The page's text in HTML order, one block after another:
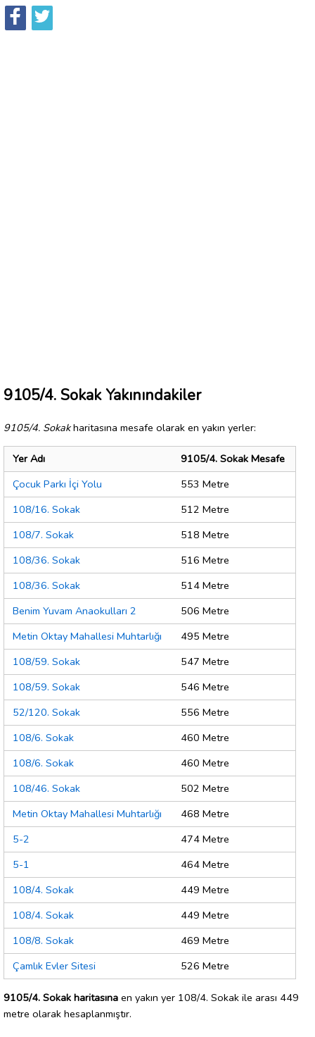
9105/4. Sokak Yakınındakiler
9105/4. Sokakharitasına mesafe olarak en yakın yerler:
Yer Adı
9105/4. Sokak Mesafe
Çocuk Parkı İçi Yolu
553 Metre
108/16. Sokak
512 Metre
108/7. Sokak
518 Metre
108/36. Sokak
516 Metre
108/36. Sokak
514 Metre
Benim Yuvam Anaokulları 2
506 Metre
Metin Oktay Mahallesi Muhtarlığı
495 Metre
108/59. Sokak
547 Metre
108/59. Sokak
546 Metre
52/120. Sokak
556 Metre
108/6. Sokak
460 Metre
108/6. Sokak
460 Metre
108/46. Sokak
502 Metre
Metin Oktay Mahallesi Muhtarlığı
468 Metre
5-2
474 Metre
5-1
464 Metre
108/4. Sokak
449 Metre
108/4. Sokak
449 Metre
108/8. Sokak
469 Metre
Çamlık Evler Sitesi
526 Metre
9105/4. Sokak haritasına en yakın yer 108/4. Sokak ile arası 449
metre olarak hesaplanmıştır.